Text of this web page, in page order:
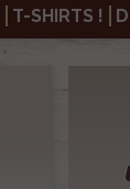
T-SHIRTS !